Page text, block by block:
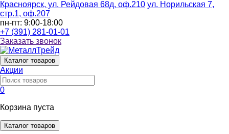
Красноярск, ул. Рейдовая 68д, оф.210 ул. Норильская 7,
стр.1, оф.207
пн-пт: 9:00-18:00
+7 (391) 281-01-01
Заказать звонок
Каталог товаров
Акции
0
Корзина пуста
Каталог товаров